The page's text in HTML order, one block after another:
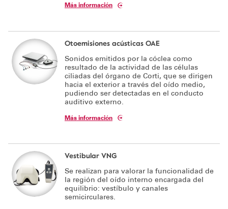
Más información
Otoemisiones acústicas OAE
Sonidos emitidos por la cóclea como
resultado de la actividad de las células
ciliadas del órgano de Corti, que se dirigen
hacia el exterior a través del oído medio,
pudiendo ser detectadas en el conducto
auditivo externo.
Más información
Vestibular VNG
Se realizan para valorar la funcionalidad de
la región del oído interno encargada del
equilibrio: vestíbulo y canales
semicirculares.